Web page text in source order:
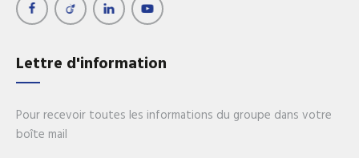
Lettre d'information
Pour recevoir toutes les informations du groupe dans votre
boîte mail